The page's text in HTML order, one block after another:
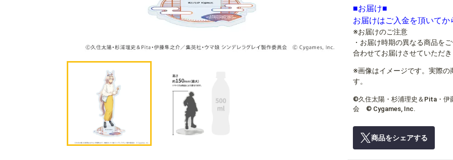
■お届け■
お届けはご入金を頂いてか
※お届けのご注意
・お届け時期の異なる商品を
合わせてお届けさせていただき
※画像はイメージです。実際の
す。
©久住太陽・杉浦理史＆Pita・伊
会 © Cygames, Inc.
商品をシェアする